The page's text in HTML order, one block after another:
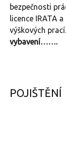
bezpečnosti
licence IRATA
výškových prací.
vybavení…….
POJIŠTĚNÍ